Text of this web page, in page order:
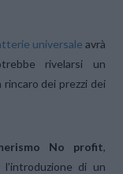
universale avrà
rivelarsi un
dei prezzi dei
No profit,
di un